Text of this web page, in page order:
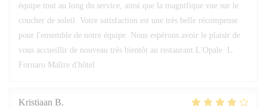
équipe tout au long du service, ainsi que la magnifique vue sur le
coucher de soleil. Votre satisfaction est une très belle récompense
pour l'ensemble de notre équipe. Nous espérons avoir le plaisir de
vous accueillir de nouveau très bientôt au restaurant L'Opale. L.
Fornaro Maître d'hôtel
Kristiaan B